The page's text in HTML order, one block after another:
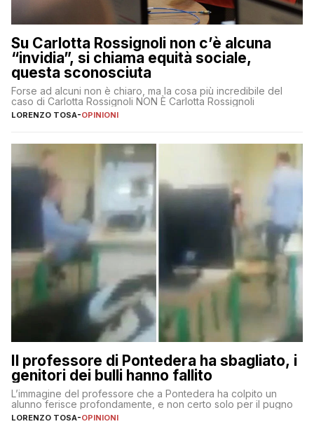
Su Carlotta Rossignoli non c’è alcuna
“invidia”, si chiama equità sociale,
questa sconosciuta
Forse ad alcuni non è chiaro, ma la cosa più incredibile del
caso di Carlotta Rossignoli NON È Carlotta Rossignoli
LORENZO TOSA-OPINIONI
Il professore di Pontedera ha sbagliato, i
genitori dei bulli hanno fallito
L’immagine del professore che a Pontedera ha colpito un
alunno ferisce profondamente, e non certo solo per il pugno
LORENZO TOSA-OPINIONI